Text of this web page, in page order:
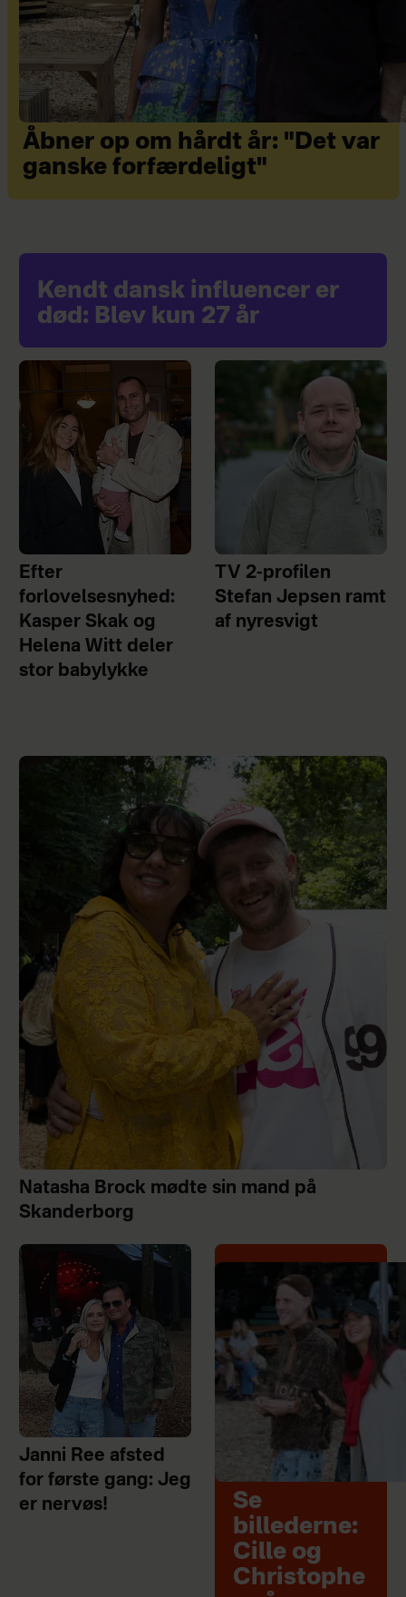
Åbner op om hårdt år: "Det var
ganske forfærdeligt"
Kendt dansk influencer er
død: Blev kun 27 år
Efter
forlovelsesnyhed:
Kasper Skak og
Helena Witt deler
stor babylykke
TV 2-profilen
Stefan Jepsen ramt
af nyresvigt
Natasha Brock mødte sin mand på
Skanderborg
Janni Ree afsted
for første gang: Jeg
er nervøs!
Se
billederne:
Cille og
Christophe